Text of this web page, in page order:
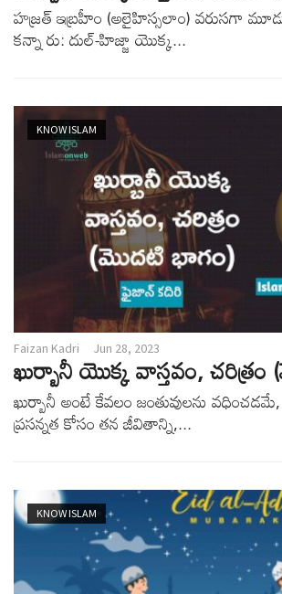
హజ్రత్ ఇబ్రహీం (అలైహిస్సలాం) వరుసగా
కన్నా రు: దుల్-హిజ్జా యొక్క...
KNOW ISLAM
Faizan Kadri Jun 28, 2023
ఖుర్బానీ యొక్క వాస్తవం,
ఖుర్బానీ అంటే కేవలం జంతువులను
ప్రసన్నత కోసం తన జీవితాన్ని,...
KNOW ISLAM